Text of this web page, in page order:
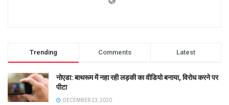
Trending Comments Latest
नोएडा: बाथरूम में नहा रही लड़की का वीडियो बनाया, विरोध करने पर
पीटा
DECEMBER 23, 2020